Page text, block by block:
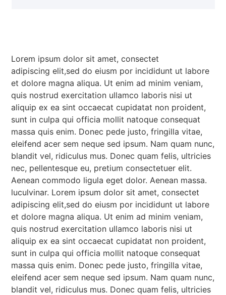
Lorem ipsum dolor sit amet, consectet
adipiscing elit,sed do eiusm por incididunt ut labore
et dolore magna aliqua. Ut enim ad minim veniam,
quis nostrud exercitation ullamco laboris nisi ut
aliquip ex ea sint occaecat cupidatat non proident,
sunt in culpa qui officia mollit natoque consequat
massa quis enim. Donec pede justo, fringilla vitae,
eleifend acer sem neque sed ipsum. Nam quam nunc,
blandit vel, ridiculus mus. Donec quam felis, ultricies
nec, pellentesque eu, pretium consectetuer elit.
Aenean commodo ligula eget dolor. Aenean massa.
luculvinar. Lorem ipsum dolor sit amet, consectet
adipiscing elit,sed do eiusm por incididunt ut labore
et dolore magna aliqua. Ut enim ad minim veniam,
quis nostrud exercitation ullamco laboris nisi ut
aliquip ex ea sint occaecat cupidatat non proident,
sunt in culpa qui officia mollit natoque consequat
massa quis enim. Donec pede justo, fringilla vitae,
eleifend acer sem neque sed ipsum. Nam quam nunc,
blandit vel, ridiculus mus. Donec quam felis, ultricies